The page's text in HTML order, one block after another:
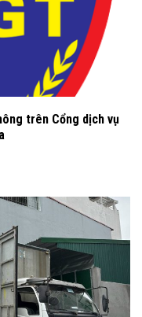
trên Cổng dịch vụ